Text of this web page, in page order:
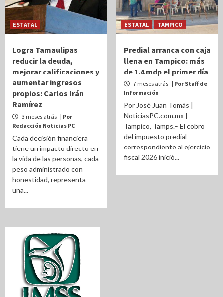
ESTATAL
Logra Tamaulipas
reducir la deuda,
mejorar calificaciones y
aumentar ingresos
propios: Carlos Irán
Ramírez
3 meses atrás | Por
Redacción Noticias PC
Cada decisión financiera
tiene un impacto directo en
la vida de las personas, cada
peso administrado con
honestidad, representa
una...
ESTATAL TAMPICO
Predial arranca con caja
llena en Tampico: más
de 1.4 mdp el primer día
7 meses atrás | Por Staff de
Información
Por José Juan Tomás |
NoticiasPC.com.mx |
Tampico, Tamps.– El cobro
del impuesto predial
correspondiente al ejercicio
fiscal 2026 inició...